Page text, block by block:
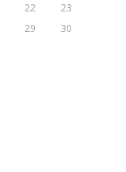
22
23
29
30